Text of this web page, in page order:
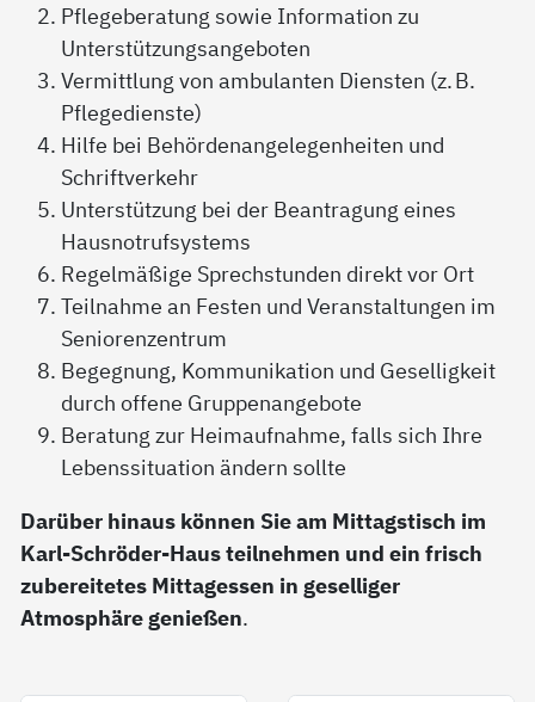
Pflegeberatung sowie Information zu
Unterstützungsangeboten
Vermittlung von ambulanten Diensten (z. B.
Pflegedienste)
Hilfe bei Behördenangelegenheiten und
Schriftverkehr
Unterstützung bei der Beantragung eines
Hausnotrufsystems
Regelmäßige Sprechstunden direkt vor Ort
Teilnahme an Festen und Veranstaltungen im
Seniorenzentrum
Begegnung, Kommunikation und Geselligkeit
durch offene Gruppenangebote
Beratung zur Heimaufnahme, falls sich Ihre
Lebenssituation ändern sollte
Darüber hinaus können Sie am Mittagstisch im
Karl-Schröder-Haus teilnehmen und ein frisch
zubereitetes Mittagessen in geselliger
Atmosphäre genießen.